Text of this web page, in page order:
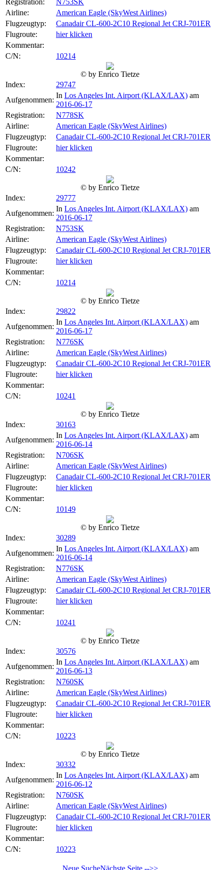
Registration:
N753SK
Airline:
American Eagle (SkyWest Airlines)
Flugzeugtyp:
Canadair CL-600-2C10 Regional Jet CRJ-701ER
Flugroute:
hier klicken
Kommentar:
C/N:
10214
© by Enrico Tietze
Index:
29747
Aufgenommen:
In Los Angeles Int. Airport (KLAX/LAX) am
2016-06-17
Registration:
N778SK
Airline:
American Eagle (SkyWest Airlines)
Flugzeugtyp:
Canadair CL-600-2C10 Regional Jet CRJ-701ER
Flugroute:
hier klicken
Kommentar:
C/N:
10242
© by Enrico Tietze
Index:
29777
Aufgenommen:
In Los Angeles Int. Airport (KLAX/LAX) am
2016-06-17
Registration:
N753SK
Airline:
American Eagle (SkyWest Airlines)
Flugzeugtyp:
Canadair CL-600-2C10 Regional Jet CRJ-701ER
Flugroute:
hier klicken
Kommentar:
C/N:
10214
© by Enrico Tietze
Index:
29822
Aufgenommen:
In Los Angeles Int. Airport (KLAX/LAX) am
2016-06-17
Registration:
N776SK
Airline:
American Eagle (SkyWest Airlines)
Flugzeugtyp:
Canadair CL-600-2C10 Regional Jet CRJ-701ER
Flugroute:
hier klicken
Kommentar:
C/N:
10241
© by Enrico Tietze
Index:
30163
Aufgenommen:
In Los Angeles Int. Airport (KLAX/LAX) am
2016-06-14
Registration:
N706SK
Airline:
American Eagle (SkyWest Airlines)
Flugzeugtyp:
Canadair CL-600-2C10 Regional Jet CRJ-701ER
Flugroute:
hier klicken
Kommentar:
C/N:
10149
© by Enrico Tietze
Index:
30289
Aufgenommen:
In Los Angeles Int. Airport (KLAX/LAX) am
2016-06-14
Registration:
N776SK
Airline:
American Eagle (SkyWest Airlines)
Flugzeugtyp:
Canadair CL-600-2C10 Regional Jet CRJ-701ER
Flugroute:
hier klicken
Kommentar:
C/N:
10241
© by Enrico Tietze
Index:
30576
Aufgenommen:
In Los Angeles Int. Airport (KLAX/LAX) am
2016-06-13
Registration:
N760SK
Airline:
American Eagle (SkyWest Airlines)
Flugzeugtyp:
Canadair CL-600-2C10 Regional Jet CRJ-701ER
Flugroute:
hier klicken
Kommentar:
C/N:
10223
© by Enrico Tietze
Index:
30332
Aufgenommen:
In Los Angeles Int. Airport (KLAX/LAX) am
2016-06-12
Registration:
N760SK
Airline:
American Eagle (SkyWest Airlines)
Flugzeugtyp:
Canadair CL-600-2C10 Regional Jet CRJ-701ER
Flugroute:
hier klicken
Kommentar:
C/N:
10223
Neue SucheNächste Seite -->>